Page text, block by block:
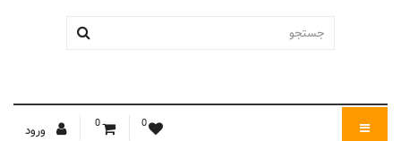
0
0 ورود